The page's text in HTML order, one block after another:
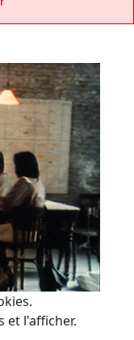
et l'afficher.